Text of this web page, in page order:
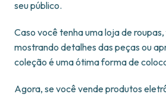
seu público.
Caso você tenha uma loja de
mostrando detalhes das peças ou
coleção é uma ótima forma de
Agora, se você vende produtos